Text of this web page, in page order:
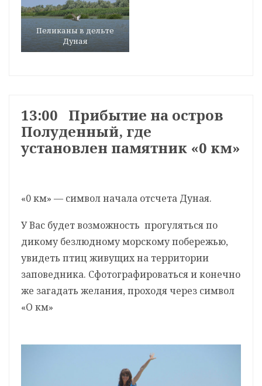
Пеликаны в дельте
Дуная
13:00 Прибытие на остров
Полуденный, где
установлен памятник «0 км»
«0 км» — символ начала отсчета Дуная.
У Вас будет возможность прогуляться по
дикому безлюдному морскому побережью,
увидеть птиц живущих на территории
заповедника. Сфотографироваться и конечно
же загадать желания, проходя через символ
«О км»